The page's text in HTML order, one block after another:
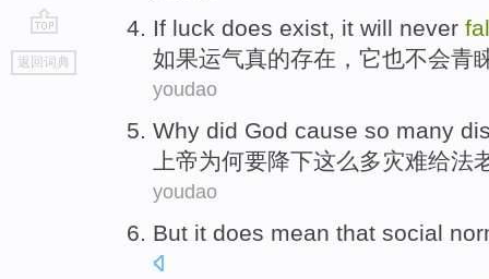
go
top
返回词典
If luck does exist, it will never
如果运气真的存在 ， 它也不会青
youdao
Why did God cause so many
上帝为何要降下这么多灾难给法
youdao
But it does mean that social